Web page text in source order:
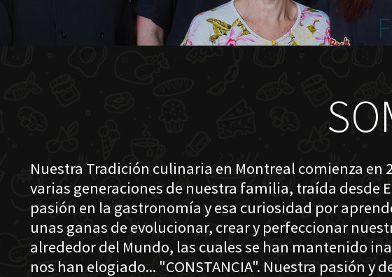
Nuestra Tradición culinaria en Montreal comienza en
varias generaciones de nuestra familia, traída desde
pasión en la gastronomía y esa curiosidad por
unas ganas de evolucionar, crear y perfeccionar
alrededor del Mundo, las cuales se han mantenido
nos han elogiado... "CONSTANCIA". Nuestra pasión y